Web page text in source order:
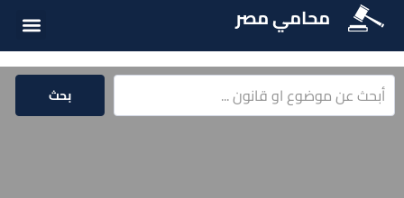
محامي مصر
بحث